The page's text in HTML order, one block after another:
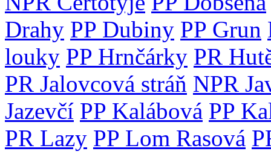
Drahy PP Dubiny PP Grun
louky PP Hrnčárky PR
PR Jalovcová stráň NPR
Jazevčí PP Kalábová PP
PR Lazy PP Lom Rasová